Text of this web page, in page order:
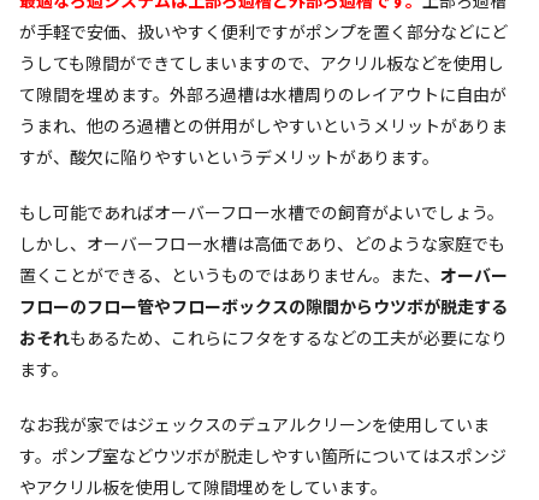
が手軽で安価、扱いやすく便利ですがポンプを置く部分などにど
うしても隙間ができてしまいますので、アクリル板などを使用し
て隙間を埋めます。外部ろ過槽は水槽周りのレイアウトに自由が
うまれ、他のろ過槽との併用がしやすいというメリットがありま
すが、酸欠に陥りやすいというデメリットがあります。
もし可能であればオーバーフロー水槽での飼育がよいでしょう。
しかし、オーバーフロー水槽は高価であり、どのような家庭でも
置くことができる、というものではありません。また、 オーバー
フローのフロー管やフローボックスの隙間からウツボが脱走する
おそれもあるため、これらにフタをするなどの工夫が必要になり
ます。
なお我が家ではジェックスのデュアルクリーンを使用していま
す。ポンプ室などウツボが脱走しやすい箇所についてはスポンジ
やアクリル板を使用して隙間埋めをしています。